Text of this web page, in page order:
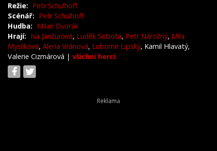
Režie: Petr Schulhoff
Scénář: Petr Schulhoff
Hudba: Milan Dvorák
Hrají: Iva Janžurová, Luděk Sobota, Petr Nárožný, Míla
Myslíková, Alena Vránová, Lubomír Lipský, Kamil Hlavatý,
Valerie Cizmárová | všichni herci